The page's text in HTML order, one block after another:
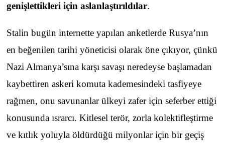
genişlettikleri için aslanlaştırıldılar.
Stalin bugün internette yapılan anketlerde Rusya’nın
en beğenilen tarihi yöneticisi olarak öne çıkıyor, çünkü
Nazi Almanya’sına karşı savaşı neredeyse başlamadan
kaybettiren askeri komuta kademesindeki tasfiyeye
rağmen, onu savunanlar ülkeyi zafer için seferber ettiği
konusunda ısrarcı. Kitlesel terör, zorla kolektifleştirme
ve kıtlık yoluyla öldürdüğü milyonlar için bir geçiş